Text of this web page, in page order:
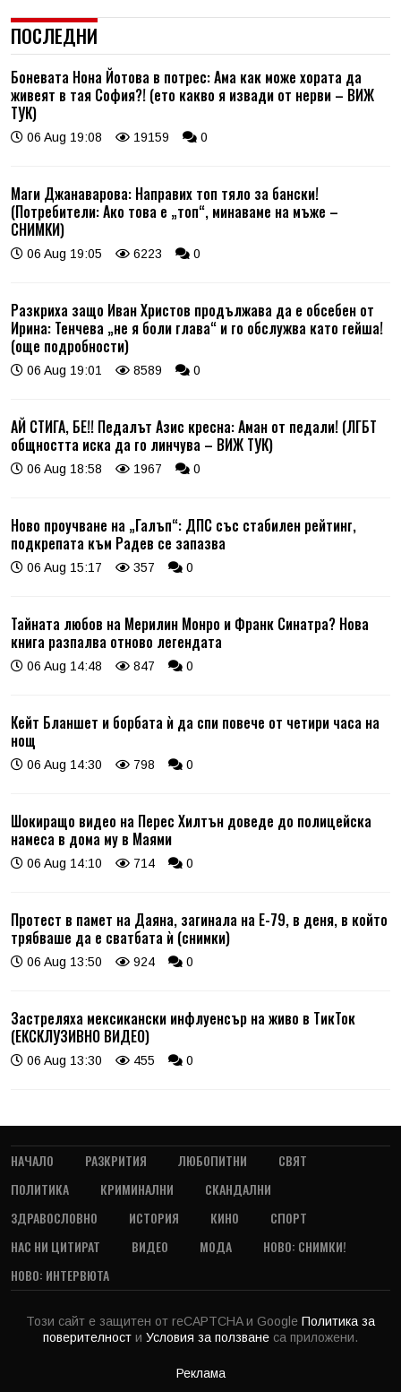
ПОСЛЕДНИ
Боневата Нона Йотова в потрес: Ама как може хората да
живеят в тая София?! (ето какво я извади от нерви – ВИЖ
ТУК)
06 Aug 19:08 19159 0
Маги Джанаварова: Направих топ тяло за бански!
(Потребители: Ако това е „топ“, минаваме на мъже –
СНИМКИ)
06 Aug 19:05 6223 0
Разкриха защо Иван Христов продължава да е обсебен от
Ирина: Тенчева „не я боли глава“ и го обслужва като гейша!
(още подробности)
06 Aug 19:01 8589 0
АЙ СТИГА, БЕ!! Педалът Азис кресна: Аман от педали! (ЛГБТ
общността иска да го линчува – ВИЖ ТУК)
06 Aug 18:58 1967 0
Ново проучване на „Галъп“: ДПС със стабилен рейтинг,
подкрепата към Радев се запазва
06 Aug 15:17 357 0
Тайната любов на Мерилин Монро и Франк Синатра? Нова
книга разпалва отново легендата
06 Aug 14:48 847 0
Кейт Бланшет и борбата ѝ да спи повече от четири часа на
нощ
06 Aug 14:30 798 0
Шокиращо видео на Перес Хилтън доведе до полицейска
намеса в дома му в Маями
06 Aug 14:10 714 0
Протест в памет на Даяна, загинала на Е-79, в деня, в който
трябваше да е сватбата ѝ (снимки)
06 Aug 13:50 924 0
Застреляха мексикански инфлуенсър на живо в ТикТок
(ЕКСКЛУЗИВНО ВИДЕО)
06 Aug 13:30 455 0
НАЧАЛО РАЗКРИТИЯ ЛЮБОПИТНИ
СВЯТ
ПОЛИТИКА
КРИМИНАЛНИ
СКАНДАЛНИ
ЗДРАВОСЛОВНО
ИСТОРИЯ КИНО
СПОРТ
НАС НИ ЦИТИРАТ
ВИДЕО МОДА
НОВО: СНИМКИ!
НОВО: ИНТЕРВЮТА
Този сайт е защитен от reCAPTCHA и Google Политика за
поверителност и Условия за ползване са приложени.
Реклама